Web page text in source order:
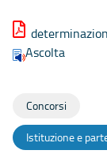
Ascolta
Concorsi
Istituzione e